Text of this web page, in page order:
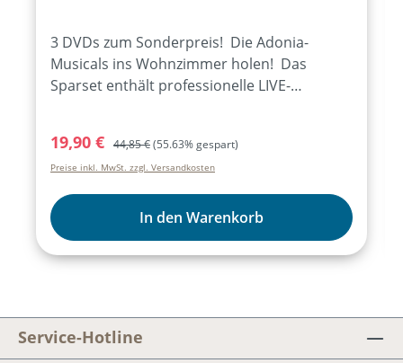
3 DVDs zum Sonderpreis! Die Adonia-
Musicals ins Wohnzimmer holen! Das
Sparset enthält professionelle LIVE-
2014)-Johannes der Täufer (Teens 2014)
Verkaufspreis:
19,90 € Regulärer Preis:
44,85 €(55.63% gespart)
Preise inkl. MwSt. zzgl. Versandkosten
In den Warenkorb
Service-Hotline